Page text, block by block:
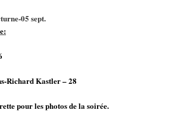
05 sept.
Richard Kastler – 28
pour les photos de la soirée.